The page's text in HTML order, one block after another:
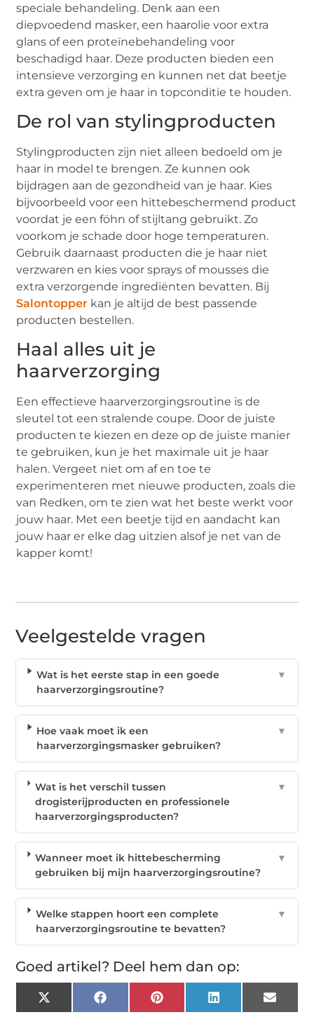
speciale behandeling. Denk aan een
diepvoedend masker, een haarolie voor extra
glans of een proteïnebehandeling voor
beschadigd haar. Deze producten bieden een
intensieve verzorging en kunnen net dat beetje
extra geven om je haar in topconditie te houden.
De rol van stylingproducten
Stylingproducten zijn niet alleen bedoeld om je
haar in model te brengen. Ze kunnen ook
bijdragen aan de gezondheid van je haar. Kies
bijvoorbeeld voor een hittebeschermend product
voordat je een föhn of stijltang gebruikt. Zo
voorkom je schade door hoge temperaturen.
Gebruik daarnaast producten die je haar niet
verzwaren en kies voor sprays of mousses die
extra verzorgende ingrediënten bevatten. Bij
Salontopper kan je altijd de best passende
producten bestellen.
Haal alles uit je
haarverzorging
Een effectieve haarverzorgingsroutine is de
sleutel tot een stralende coupe. Door de juiste
producten te kiezen en deze op de juiste manier
te gebruiken, kun je het maximale uit je haar
halen. Vergeet niet om af en toe te
experimenteren met nieuwe producten, zoals die
van Redken, om te zien wat het beste werkt voor
jouw haar. Met een beetje tijd en aandacht kan
jouw haar er elke dag uitzien alsof je net van de
kapper komt!
Veelgestelde vragen
Wat is het eerste stap in een goede
haarverzorgingsroutine?
▼
Hoe vaak moet ik een
haarverzorgingsmasker gebruiken?
▼
Wat is het verschil tussen
drogisterijproducten en professionele
haarverzorgingsproducten?
▼
Wanneer moet ik hittebescherming
gebruiken bij mijn haarverzorgingsroutine?
▼
Welke stappen hoort een complete
haarverzorgingsroutine te bevatten?
▼
Goed artikel? Deel hem dan op:
X
(Twitter)
Facebook Pinterest LinkedIn Email